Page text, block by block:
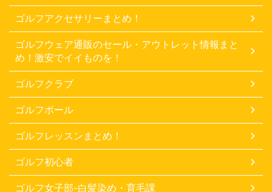
ゴルフアクセサリーまとめ！
ゴルフウェア通販のセール・アウトレット情報まと
め！激安でイイものを！
ゴルフクラブ
ゴルフボール
ゴルフレッスンまとめ！
ゴルフ初心者
ゴルフ女子部-白髪染め・育毛課